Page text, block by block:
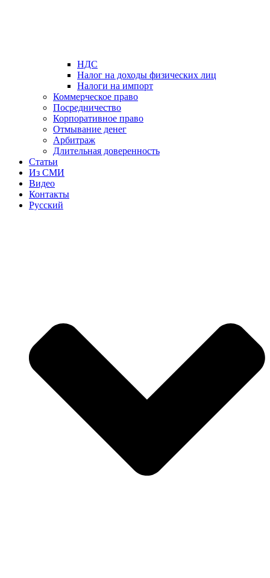
НДС
Налог на доходы физических лиц
Налоги на импорт
Коммерческое право
Посредничество
Корпоративное право
Отмывание денег
Арбитраж
Длительная доверенность
Статьи
Из СМИ
Видео
Контакты
Русский